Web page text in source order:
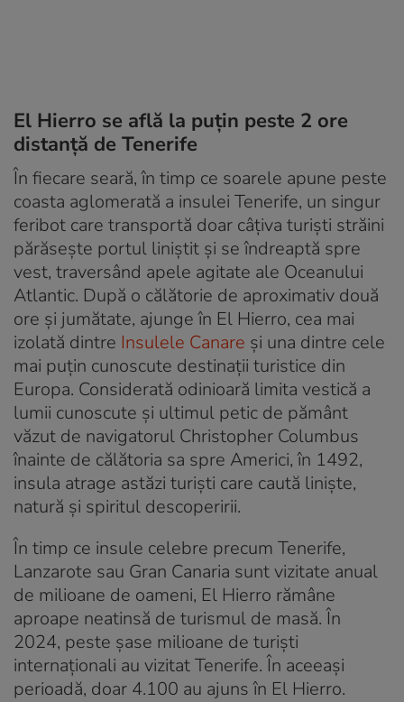
El Hierro se află la puțin peste 2 ore
distanță de Tenerife
În fiecare seară, în timp ce soarele apune peste
coasta aglomerată a insulei Tenerife, un singur
feribot care transportă doar câțiva turiști străini
părăsește portul liniștit și se îndreaptă spre
vest, traversând apele agitate ale Oceanului
Atlantic. După o călătorie de aproximativ două
ore și jumătate, ajunge în El Hierro, cea mai
izolată dintre Insulele Canare și una dintre cele
mai puțin cunoscute destinații turistice din
Europa. Considerată odinioară limita vestică a
lumii cunoscute și ultimul petic de pământ
văzut de navigatorul Christopher Columbus
înainte de călătoria sa spre Americi, în 1492,
insula atrage astăzi turiști care caută liniște,
natură și spiritul descoperirii.
În timp ce insule celebre precum Tenerife,
Lanzarote sau Gran Canaria sunt vizitate anual
de milioane de oameni, El Hierro rămâne
aproape neatinsă de turismul de masă. În
2024, peste șase milioane de turiști
internaționali au vizitat Tenerife. În aceeași
perioadă, doar 4.100 au ajuns în El Hierro.